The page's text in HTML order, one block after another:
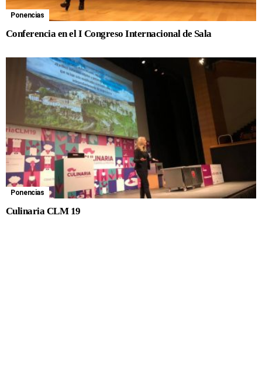
Ponencias
Conferencia en el I Congreso Internacional de Sala
Ponencias
Culinaria CLM 19